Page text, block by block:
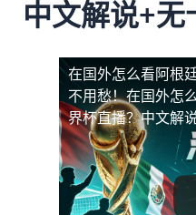
中文解说+无
在国外怎么看阿根
不用愁！在国外怎
界杯直播？中文解